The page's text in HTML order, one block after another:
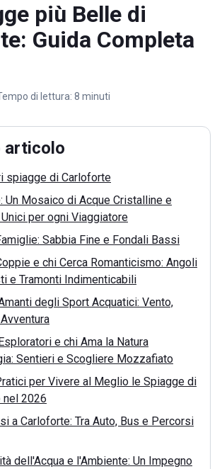
più Belle di
Guida Completa
di lettura: 8 minuti
articolo
spiagge di Carloforte
Un Mosaico di Acque Cristalline e
per ogni Viaggiatore
Sabbia Fine e Fondali Bassi
e chi Cerca Romanticismo: Angoli
e Tramonti Indimenticabili
degli Sport Acquatici: Vento,
e chi Ama la Natura
Sentieri e Scogliere Mozzafiato
per Vivere al Meglio le Spiagge di
nel 2026
a Carloforte: Tra Auto, Bus e Percorsi
dell'Acqua e l'Ambiente: Un Impegno